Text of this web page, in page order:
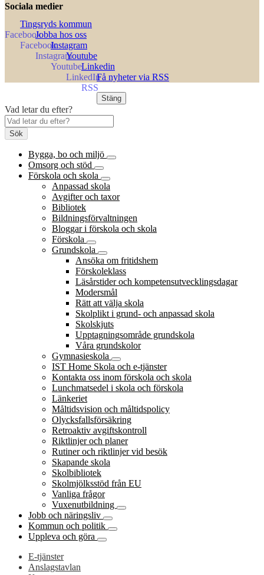
Sociala medier
Tingsryds kommun
Jobba hos oss
Instagram
Youtube
Linkedin
Få nyheter via RSS
Stäng
Vad letar du efter?
Sök
Bygga, bo och miljö
Omsorg och stöd
Förskola och skola
Anpassad skola
Avgifter och taxor
Bibliotek
Bildningsförvaltningen
Bloggar i förskola och skola
Förskola
Grundskola
Ansöka om fritidshem
Förskoleklass
Läsårstider och kompetensutvecklingsdagar
Modersmål
Rätt att välja skola
Skolplikt i grund- och anpassad skola
Skolskjuts
Upptagningsområde grundskola
Våra grundskolor
Gymnasieskola
IST Home Skola och e-tjänster
Kontakta oss inom förskola och skola
Lunchmatsedel i skola och förskola
Länkeriet
Måltidsvision och måltidspolicy
Olycksfallsförsäkring
Retroaktiv avgiftskontroll
Riktlinjer och planer
Rutiner och riktlinjer vid besök
Skapande skola
Skolbibliotek
Skolmjölksstöd från EU
Vanliga frågor
Vuxenutbildning
Jobb och näringsliv
Kommun och politik
Uppleva och göra
E-tjänster
Anslagstavlan